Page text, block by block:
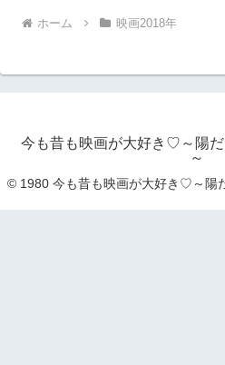
ホーム 映画2018年
今も昔も映画が大好き♡～陽
～
© 1980 今も昔も映画が大好き♡～陽